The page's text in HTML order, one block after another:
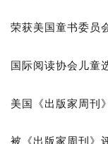
荣获美国童书委员
国际阅读协会儿童
美国《出版家周刊
被《出版家周刊》